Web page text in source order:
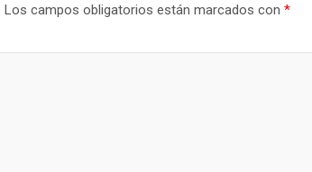
Los campos obligatorios están marcados con *